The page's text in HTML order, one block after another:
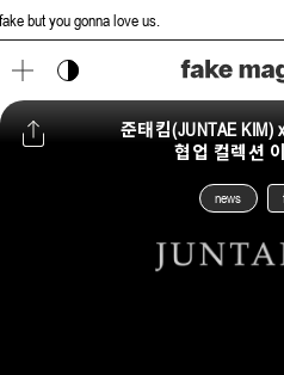
but you gonna love us.
다크 모드 토글
준태킴(JUNTAE KIM)
협업 컬렉션
news